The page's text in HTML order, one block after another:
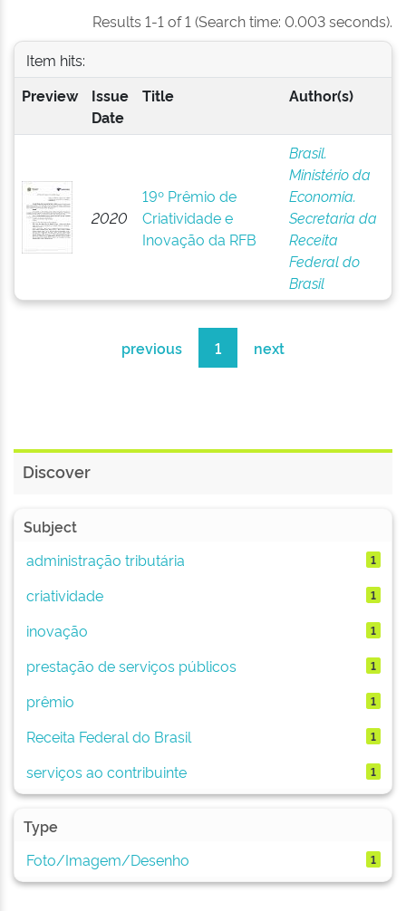
Results 1-1 of 1 (Search time: 0.003 seconds).
Item hits:
Preview
Issue
Date
Title Author(s)
2020
19º Prêmio de
Criatividade e
Inovação da RFB
Brasil.
Ministério da
Economia.
Secretaria da
Receita
Federal do
Brasil
previous 1 next
Discover
Subject
administração tributária
1
criatividade 1
inovação 1
prestação de serviços públicos 1
prêmio 1
Receita Federal do Brasil 1
serviços ao contribuinte 1
Type
Foto/Imagem/Desenho
1